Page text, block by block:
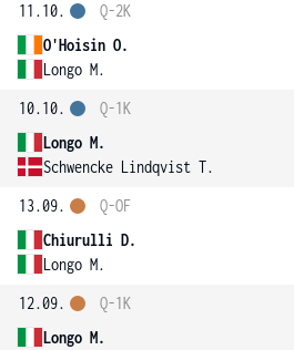
11.10.
O'Hoisin O.
Longo M.
Q-2K
10.10.
Longo M.
Schwencke Lindqvist T.
Q-1K
13.09.
Chiurulli D.
Longo M.
Q-OF
12.09.
Longo M.
Q-1K